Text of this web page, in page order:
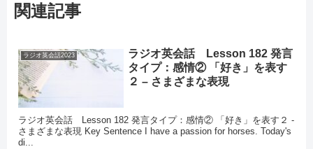
関連記事
ラジオ英会話2023
ラジオ英会話 Lesson 182 発言
タイプ：感情② 「好き」を表す
２ – さまざまな表現
ラジオ英会話 Lesson 182 発言タイプ：感情② 「好き」を表す２ -
さまざまな表現 Key Sentence I have a passion for horses. Today's
di...